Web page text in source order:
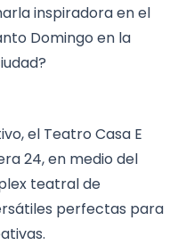
inspiradora en el
Domingo en la
el Teatro Casa E
24, en medio del
teatral de
perfectas para